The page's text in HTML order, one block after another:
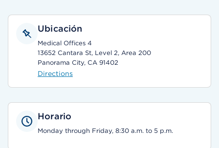
Ubicación
Medical Offices 4
13652 Cantara St, Level 2, Area 200
Panorama City, CA 91402
Directions
Horario
Monday through Friday, 8:30 a.m. to 5 p.m.